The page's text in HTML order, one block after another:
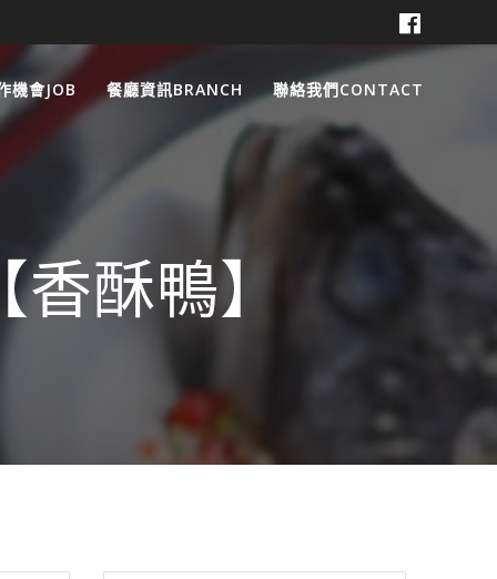
機會JOB 餐廳資訊BRANCH 聯絡我們CONTACT
酥鴨】